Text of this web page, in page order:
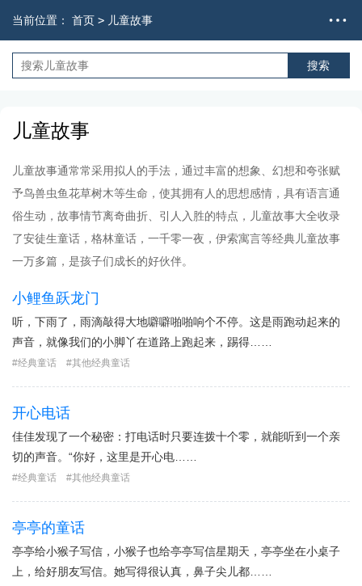
当前位置： 首页 > 儿童故事
儿童故事
儿童故事通常常采用拟人的手法，通过丰富的想象、幻想和夸张赋
予鸟兽虫鱼花草树木等生命，使其拥有人的思想感情，具有语言通
俗生动，故事情节离奇曲折、引人入胜的特点，儿童故事大全收录
了安徒生童话，格林童话，一千零一夜，伊索寓言等经典儿童故事
一万多篇，是孩子们成长的好伙伴。
小鲤鱼跃龙门
听，下雨了，雨滴敲得大地噼噼啪啪响个不停。这是雨跑动起来的
声音，就像我们的小脚丫在道路上跑起来，踢得……
经典童话 其他经典童话
开心电话
佳佳发现了一个秘密：打电话时只要连拨十个零，就能听到一个亲
切的声音。“你好，这里是开心电……
经典童话 其他经典童话
亭亭的童话
亭亭给小猴子写信，小猴子也给亭亭写信星期天，亭亭坐在小桌子
上，给好朋友写信。她写得很认真，鼻子尖儿都……